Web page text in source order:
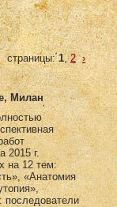
страницы:1,2 ›
Милан
2015 г.
на 12 тем:
«Анатомия
последователи